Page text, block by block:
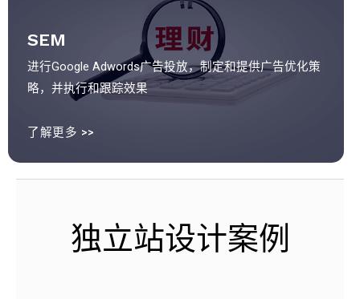
SEM
进行Google Adwords广告投放，制定和提供广告优化策
略，并执行和跟踪效果
了解更多 >>
独立站设计案例